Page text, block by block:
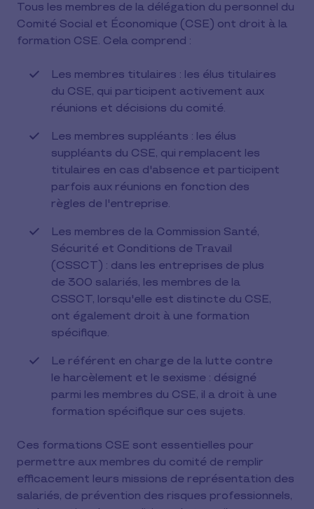
Tous les membres de la délégation du personnel du
Comité Social et Économique (CSE) ont droit à la
formation CSE. Cela comprend :
Les membres titulaires : les élus titulaires
du CSE, qui participent activement aux
réunions et décisions du comité.
Les membres suppléants : les élus
suppléants du CSE, qui remplacent les
titulaires en cas d'absence et participent
parfois aux réunions en fonction des
règles de l'entreprise.
Les membres de la Commission Santé,
Sécurité et Conditions de Travail
(CSSCT) : dans les entreprises de plus
de 300 salariés, les membres de la
CSSCT, lorsqu'elle est distincte du CSE,
ont également droit à une formation
spécifique.
Le référent en charge de la lutte contre
le harcèlement et le sexisme : désigné
parmi les membres du CSE, il a droit à une
formation spécifique sur ces sujets.
Ces formations CSE sont essentielles pour
permettre aux membres du comité de remplir
efficacement leurs missions de représentation des
salariés, de prévention des risques professionnels,